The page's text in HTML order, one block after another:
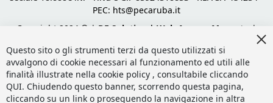
PEC: hts@pecaruba.it
Copyright 2024 © | DF Solution | Web Agency Magento
|
Questo sito o gli strumenti terzi da questo utilizzati si
avvalgono di cookie necessari al funzionamento ed utili alle
finalità illustrate nella cookie policy , consultabile cliccando
QUI. Chiudendo questo banner, scorrendo questa pagina,
cliccando su un link o proseguendo la navigazione in altra